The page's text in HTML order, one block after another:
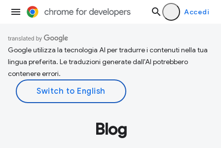
Accedi
Google utilizza la tecnologia AI per tradurre i contenuti nella tua
lingua preferita. Le traduzioni generate dall'AI potrebbero
contenere errori.
Blog